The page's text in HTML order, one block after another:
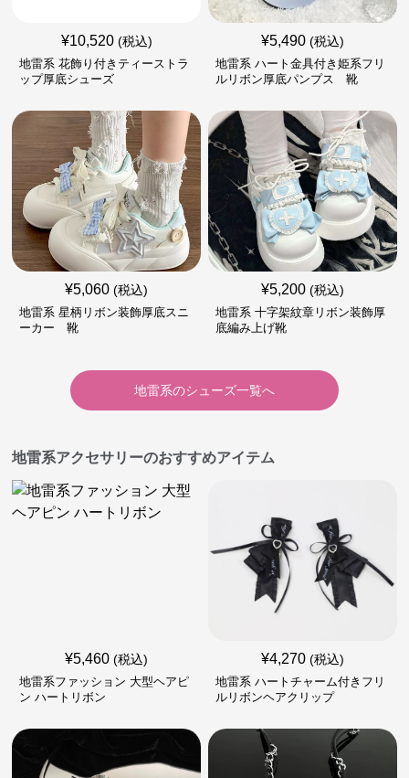
¥10,520 (税込)
地雷系 花飾り付きティーストラ
ップ厚底シューズ
¥5,490 (税込)
地雷系 ハート金具付き姫系フリ
ルリボン厚底パンプス 靴
¥5,060 (税込)
地雷系 星柄リボン装飾厚底スニ
ーカー 靴
¥5,200 (税込)
地雷系 十字架紋章リボン装飾厚
底編み上げ靴
地雷系のシューズ一覧へ
地雷系アクセサリーのおすすめアイテム
¥5,460 (税込)
地雷系ファッション 大型ヘアピ
ン ハートリボン
¥4,270 (税込)
地雷系 ハートチャーム付きフリ
ルリボンヘアクリップ